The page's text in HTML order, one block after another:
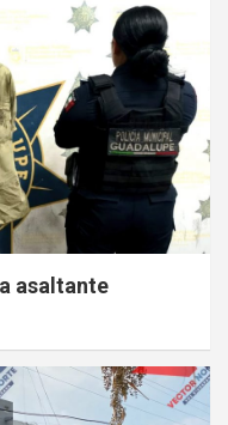
asaltante